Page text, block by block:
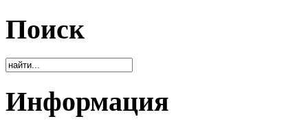
Поиск
Информация